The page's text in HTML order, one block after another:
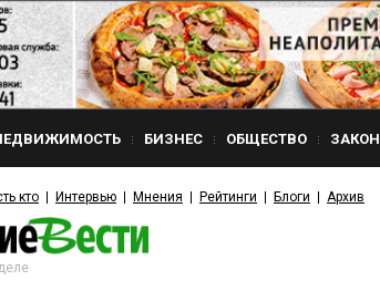
БИЗНЕС ОБЩЕСТВО ЗАКОН
кто Интервью Мнения Рейтинги Блоги Архив